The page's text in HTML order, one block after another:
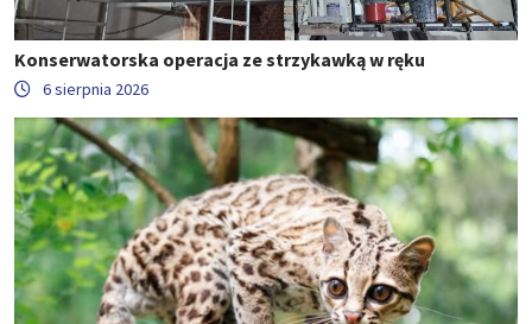
Konserwatorska operacja ze strzykawką w ręku
6 sierpnia 2026